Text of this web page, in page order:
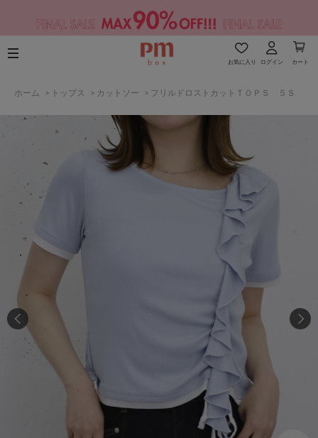
お気に入り ログイン カート
ホーム > トップス > カットソー > フリルドロストカットＴＯＰＳ ５Ｓ